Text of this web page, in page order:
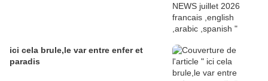
ici cela brule,le var entre enfer et
paradis